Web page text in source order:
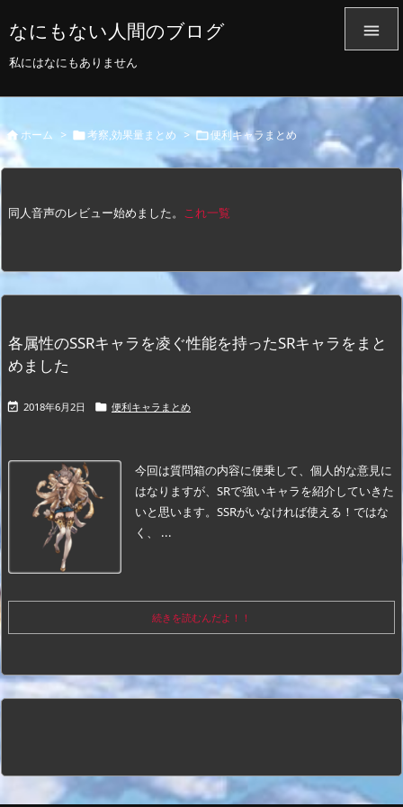
なにもない人間のブログ
私にはなにもありません

 ホーム > 考察,効果量まとめ > 便利キャラまとめ
同人音声のレビュー始めました。 これ一覧
各属性のSSRキャラを凌ぐ性能を持ったSRキャラをまと
めました
 2018年6月2日  便利キャラまとめ
今回は質問箱の内容に便乗して、個人的な意見に
はなりますが、SRで強いキャラを紹介していきた
いと思います。 SSRがいなければ使える！ではな
く、 ...
続きを読むんだよ！！